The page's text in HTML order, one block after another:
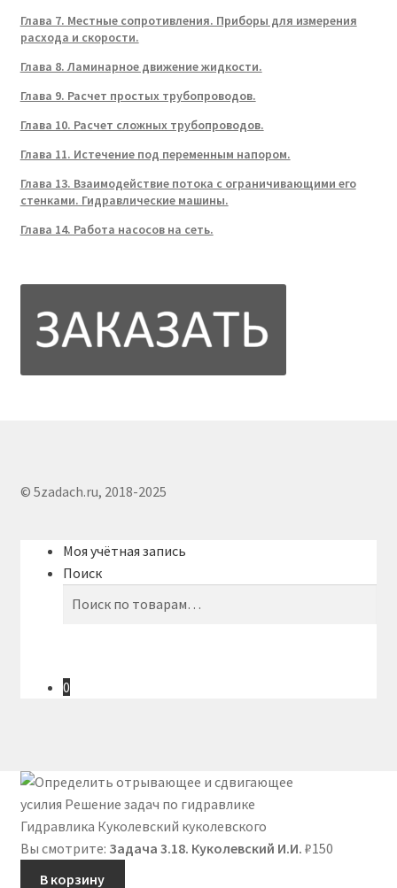
Глава 7. Местные сопротивления. Приборы для измерения
расхода и скорости.
Глава 8. Ламинарное движение жидкости.
Глава 9. Расчет простых трубопроводов.
Глава 10. Расчет сложных трубопроводов.
Глава 11. Истечение под переменным напором.
Глава 13. Взаимодействие потока с ограничивающими его
стенками. Гидравлические машины.
Глава 14. Работа насосов на сеть.
© 5zadach.ru, 2018-2025
Моя учётная запись
Поиск
0
Вы смотрите: Задача 3.18. Куколевский И.И. ₽150
В корзину